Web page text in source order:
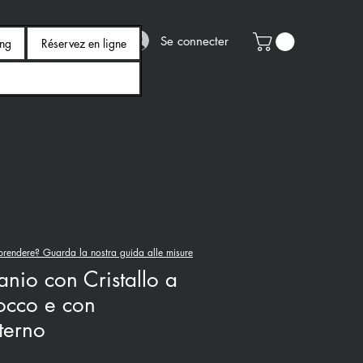
Se connecter
Réservez en ligne
con Cristallo a
e con
Guarda la nostra guida alle misure